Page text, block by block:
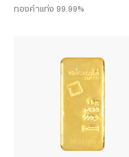
0.25 บาท
ทองคำแท่ง 99.99%